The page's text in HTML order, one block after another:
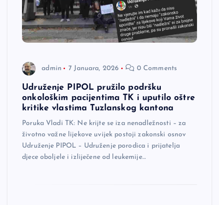
admin 7 Januara, 2026 0 Comments
Udruženje PIPOL pružilo podršku
onkološkim pacijentima TK i uputilo oštre
kritike vlastima Tuzlanskog kantona
Poruka Vladi TK: Ne krijte se iza nenadležnosti – za
životno važne lijekove uvijek postoji zakonski osnov
Udruženje PIPOL – Udruženje porodica i prijatelja
djece oboljele i izliječene od leukemije…